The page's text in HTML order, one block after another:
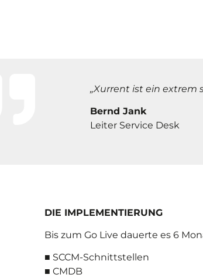
„Xurrent ist ein extrem
Bernd Jank
Leiter Service Desk
DIE IMPLEMENTIERUNG
Bis zum Go Live dauerte es 6
■ SCCM-Schnittstellen
■ CMDB